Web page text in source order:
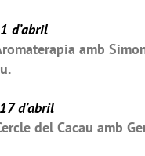
d’abril
amb
d’abril
del Cacau amb